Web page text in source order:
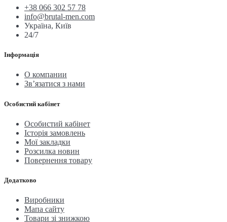
+38 066 302 57 78
info@brutal-men.com
Україна, Київ
24/7
Інформація
О компании
Зв’язатися з нами
Особистий кабінет
Особистий кабінет
Історія замовлень
Мої закладки
Розсилка новин
Повернення товару
Додатково
Виробники
Мапа сайту
Товари зі знижкою